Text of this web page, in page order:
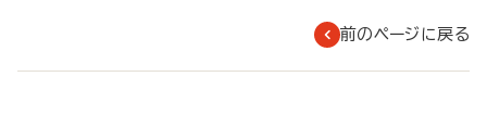
前のページに戻る